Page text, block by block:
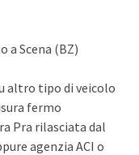
a Scena (BZ)
altro tipo di veicolo
fermo
Pra rilasciata dal
agenzia ACI o